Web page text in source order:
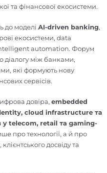
та фінансової екосистеми.
до моделі AI-driven banking,
екосистеми, data
intelligent automation. Форум
між банками,
які формують нову
сервісів.
довіра, embedded
cloud infrastructure та
у telecom, retail та gaming-
про технології, а й про
досвіду та